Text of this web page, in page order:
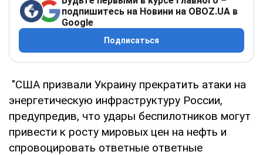
подпишитесь на Новини на OBOZ.UA в
Google
Подписаться
"США призвали Украину прекратить атаки на
энергетическую инфраструктуру России,
предупредив, что удары беспилотников могут
привести к росту мировых цен на нефть и
спровоцировать ответные ответные